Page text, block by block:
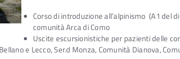
Corso di introduzione all’alpinismo (A1 del
comunità Arca di Como
Uscite escursionistiche per pazienti delle
e Lecco, Ser.d Monza, Comunità Dianova,